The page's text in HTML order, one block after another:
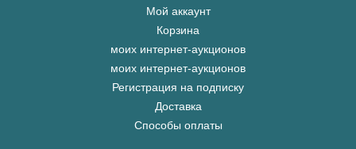
Мой аккаунт
Корзина
моих интернет-аукционов
моих интернет-аукционов
Регистрация на подписку
Доставка
Способы оплаты